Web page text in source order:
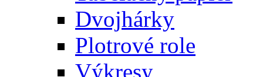
Dvojhárky
Plotrové role
Výkresy